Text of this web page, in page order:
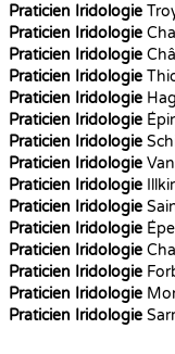
Praticien Iridologie
Praticien Iridologie
Praticien Iridologie
Praticien Iridologie
Praticien Iridologie
Praticien Iridologie
Praticien Iridologie
Praticien Iridologie
Praticien Iridologie
Praticien Iridologie
Praticien Iridologie
Praticien Iridologie
Praticien Iridologie
Praticien Iridologie
Praticien Iridologie